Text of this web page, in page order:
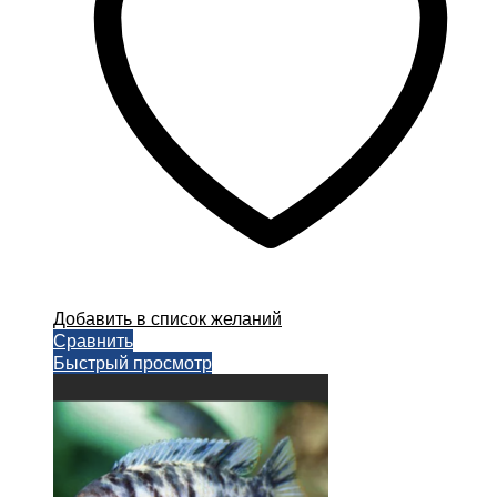
выбрать
на
странице
товара.
Добавить в список желаний
Сравнить
Быстрый просмотр